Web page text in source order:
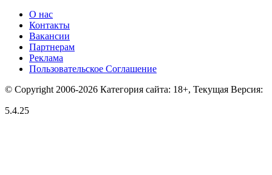
О нас
Контакты
Вакансии
Партнерам
Реклама
Пользовательское Соглашение
© Copyright 2006-2026 Категория сайта: 18+, Текущая Версия:
5.4.25